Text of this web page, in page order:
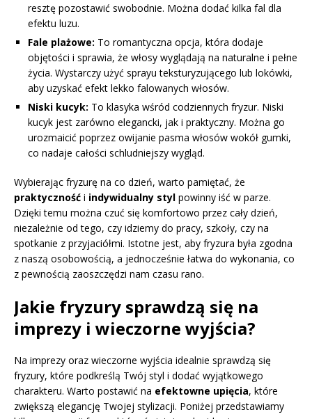
resztę pozostawić swobodnie. Można dodać kilka fal dla
efektu luzu.
Fale plażowe: To romantyczna opcja, która dodaje
objętości i sprawia, że włosy wyglądają na naturalne i pełne
życia. Wystarczy użyć sprayu teksturyzującego lub lokówki,
aby uzyskać efekt lekko falowanych włosów.
Niski kucyk: To klasyka wśród codziennych fryzur. Niski
kucyk jest zarówno elegancki, jak i praktyczny. Można go
urozmaicić poprzez owijanie pasma włosów wokół gumki,
co nadaje całości schludniejszy wygląd.
Wybierając fryzurę na co dzień, warto pamiętać, że
praktyczność i indywidualny styl powinny iść w parze.
Dzięki temu można czuć się komfortowo przez cały dzień,
niezależnie od tego, czy idziemy do pracy, szkoły, czy na
spotkanie z przyjaciółmi. Istotne jest, aby fryzura była zgodna
z naszą osobowością, a jednocześnie łatwa do wykonania, co
z pewnością zaoszczędzi nam czasu rano.
Jakie fryzury sprawdzą się na
imprezy i wieczorne wyjścia?
Na imprezy oraz wieczorne wyjścia idealnie sprawdzą się
fryzury, które podkreślą Twój styl i dodać wyjątkowego
charakteru. Warto postawić na efektowne upięcia, które
zwiększą elegancję Twojej stylizacji. Poniżej przedstawiamy